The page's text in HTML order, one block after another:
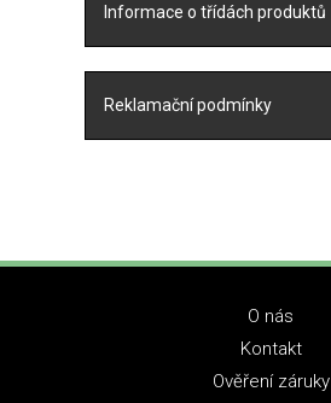
Informace o třídách produktů
Reklamační podmínky
O nás
Kontakt
Ověření záruky